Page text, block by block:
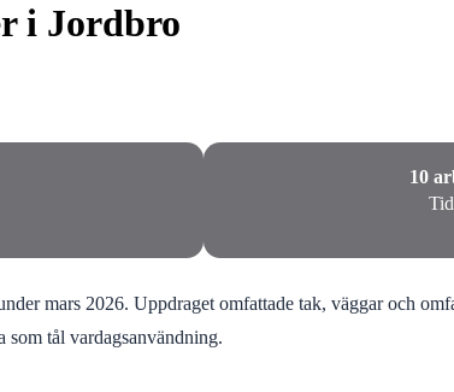
i Jordbro
10
mars 2026. Uppdraget omfattade tak, väggar och
tål vardagsanvändning.